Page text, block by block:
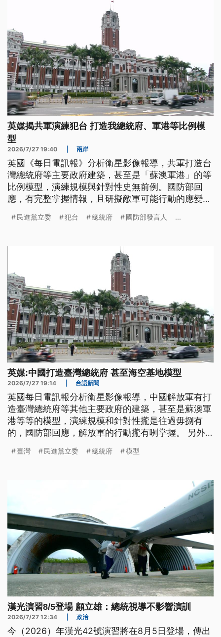
英媒揭共軍演練犯台 打造我總統府、軍港等比例模
型
2026/7/27 19:40 兩岸
英國《每日電訊報》分析衛星影像報導，共軍打造台
灣總統府等主要政府建築，甚至是「蘇澳軍港」的等
比例模型，演練規模與針對性史無前例。國防部回
應，有完整掌握情報，且研擬敵軍可能行動的應變措
野提出共14個版本的《無人載具採購條例》，朝野各
民進黨立委 犯台 總統府 國防部發言人 ...
英媒:中國打造臺灣總統府 甚至海空基地模型
2026/7/27 19:14 台語新聞
英國每日電訊報分析衛星影像報導，中國解放軍有打
造臺灣總統府等其他主要政府的建築，甚至是蘇澳軍
港等等的模型，演練規模和針對性攏是往過毋捌有
的，國防部回應，解放軍的行動攏有咧掌握。 另外
的無人載具採購條例，朝野攏有家己的堅持，最後民
容全數保留送出委員會進入黨團協商。（新聞標題、
臺灣 民進黨立委 總統府 模型
漢光演習8/5登場 顧立雄：總統視導不影響演訓
2026/7/27 12:34 政治
今（2026）年漢光42號演習將在8月5日登場，傳出